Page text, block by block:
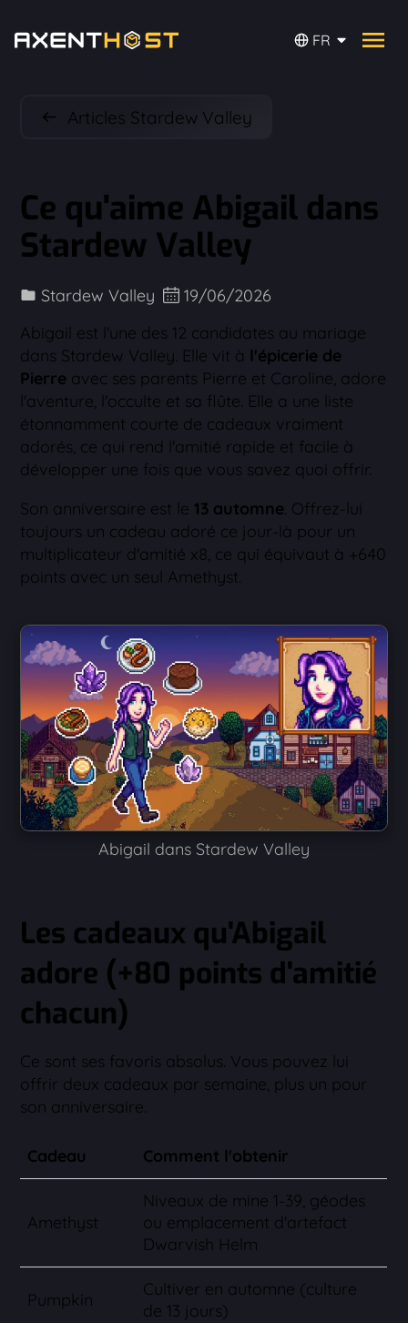
FR
Articles Stardew Valley
Ce qu'aime Abigail dans
Stardew Valley
Stardew Valley
19/06/2026
Abigail est l'une des 12 candidates au mariage
dans Stardew Valley. Elle vit à l'épicerie de
Pierre avec ses parents Pierre et Caroline, adore
l'aventure, l'occulte et sa flûte. Elle a une liste
étonnamment courte de cadeaux vraiment
adorés, ce qui rend l'amitié rapide et facile à
développer une fois que vous savez quoi offrir.
Son anniversaire est le13 automne. Offrez-lui
toujours un cadeau adoré ce jour-là pour un
multiplicateur d'amitié x8, ce qui équivaut à +640
points avec un seul Amethyst.
Abigail dans Stardew Valley
Les cadeaux qu'Abigail
adore (+80 points d'amitié
chacun)
Ce sont ses favoris absolus. Vous pouvez lui
offrir deux cadeaux par semaine, plus un pour
son anniversaire.
Cadeau Comment l'obtenir
Amethyst
Niveaux de mine 1-39, géodes
ou emplacement d'artefact
Dwarvish Helm
Pumpkin
Cultiver en automne (culture
de 13 jours)